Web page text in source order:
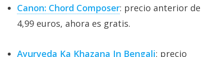
Canon: Chord Composer: precio anterior de
4,99 euros, ahora es gratis.
Ayurveda Ka Khazana In Bengali: precio